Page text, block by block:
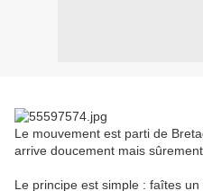
Le mouvement est parti de
arrive doucement mais
Le principe est simple : faîtes